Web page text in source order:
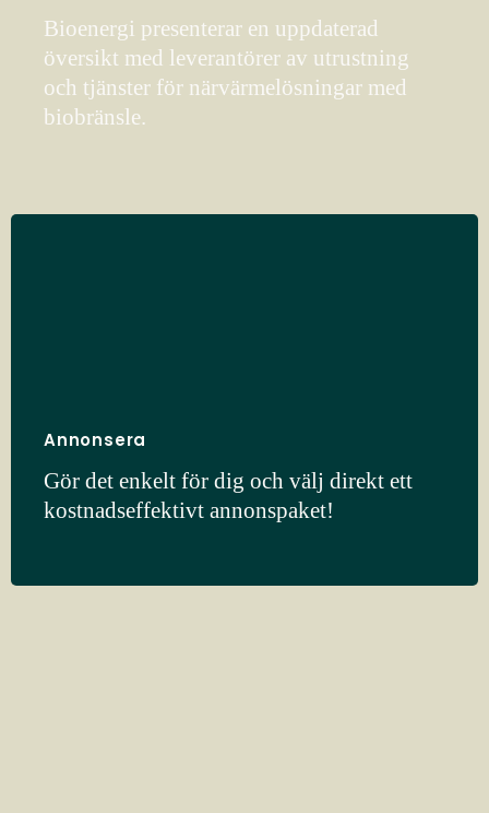
Bioenergi presenterar en uppdaterad
översikt med leverantörer av utrustning
och tjänster för närvärmelösningar med
biobränsle.
Annonsera
Gör det enkelt för dig och välj direkt ett
kostnadseffektivt annonspaket!